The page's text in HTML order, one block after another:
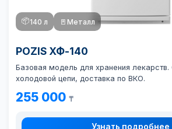
📦140 л 🚪 Металл
POZIS ХФ-140
Базовая модель для хранения лекарств.
холодовой цепи, доставка по ВКО.
255 000 ₸
Узнать подробнее